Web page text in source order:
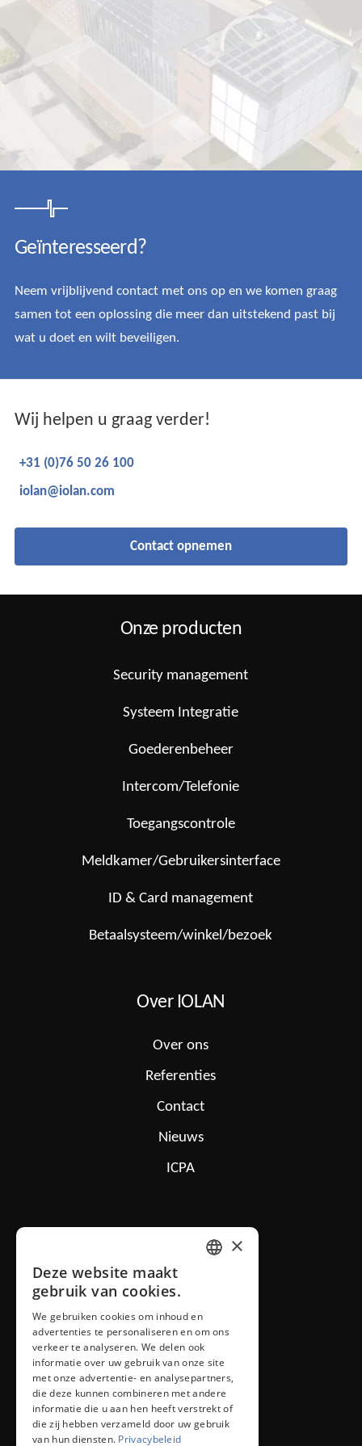
Geïnteresseerd?
Neem vrijblijvend contact met ons op en we komen graag
samen tot een oplossing die meer dan uitstekend past bij
wat u doet en wilt beveiligen.
Wij helpen u graag verder!
+31 (0)76 50 26 100
iolan@iolan.com
Contact opnemen
Onze producten
Security management
Systeem Integratie
Goederenbeheer
Intercom/Telefonie
Toegangscontrole
Meldkamer/Gebruikersinterface
ID & Card management
Betaalsysteem/winkel/bezoek
Over IOLAN
Over ons
Referenties
Contact
Nieuws
ICPA
Mon Plaisir 26
4879 AN Etten-Leur NL
iolan@iolan.com
+31 (0)76 50 26 100
×
Deze website maakt
gebruik van cookies.
We gebruiken cookies om inhoud en
advertenties te personaliseren en om ons
verkeer te analyseren. We delen ook
informatie over uw gebruik van onze site
met onze advertentie- en analysepartners,
die deze kunnen combineren met andere
informatie die u aan hen heeft verstrekt of
die zij hebben verzameld door uw gebruik
van hun diensten. Privacybeleid